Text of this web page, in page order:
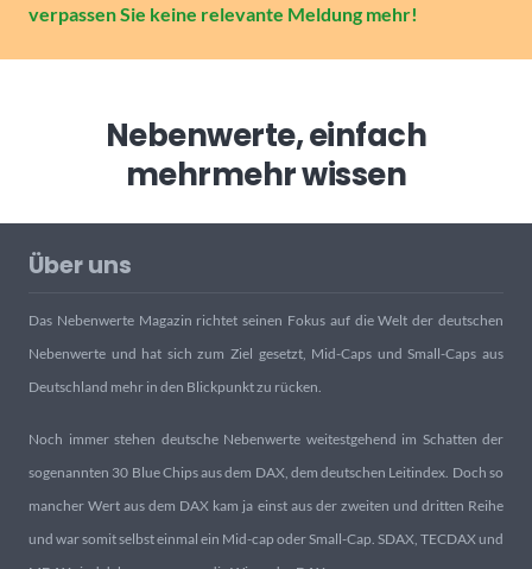
verpassen Sie keine relevante Meldung mehr!
Nebenwerte, einfach
mehrmehr wissen
Über uns
Das Nebenwerte Magazin richtet seinen Fokus auf die Welt der deutschen
Nebenwerte und hat sich zum Ziel gesetzt, Mid-Caps und Small-Caps aus
Deutschland mehr in den Blickpunkt zu rücken.
Noch immer stehen deutsche Nebenwerte weitestgehend im Schatten der
sogenannten 30 Blue Chips aus dem DAX, dem deutschen Leitindex. Doch so
mancher Wert aus dem DAX kam ja einst aus der zweiten und dritten Reihe
und war somit selbst einmal ein Mid-cap oder Small-Cap. SDAX, TECDAX und